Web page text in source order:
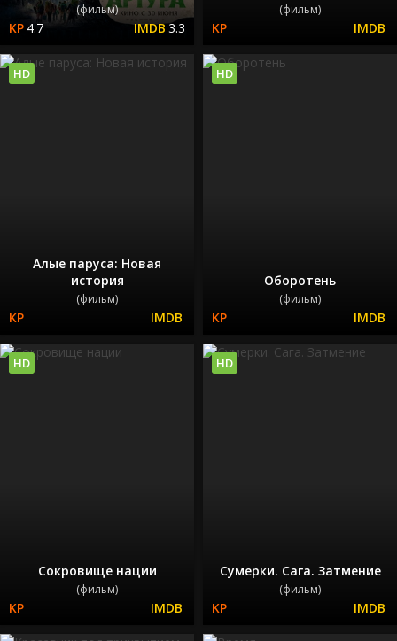
(фильм)
4.7 3.3
(фильм)
Алые паруса: Новая
история
(фильм)
HD
Оборотень
(фильм)
HD
Сокровище нации
(фильм)
HD
Сумерки. Сага. Затмение
(фильм)
HD